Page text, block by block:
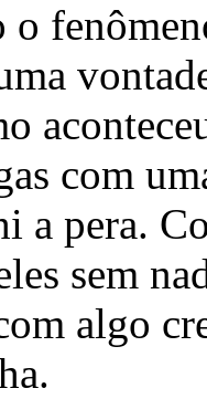
com
a pera.
sem
algo